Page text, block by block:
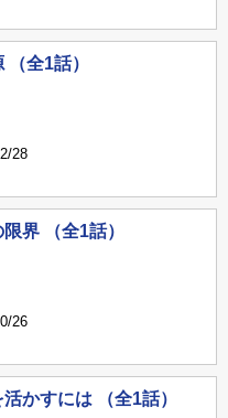
全1話）
28
界 （全1話）
26
かすには （全1話）